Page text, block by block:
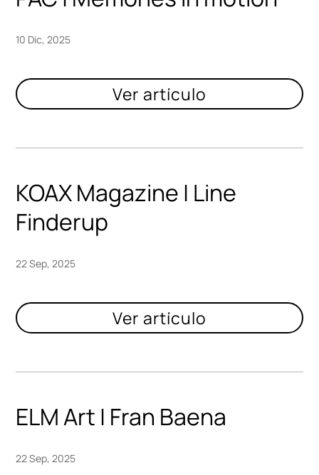
10 Dic, 2025
KOAX Magazine | Line
Finderup
22 Sep, 2025
ELM Art | Fran Baena
22 Sep, 2025